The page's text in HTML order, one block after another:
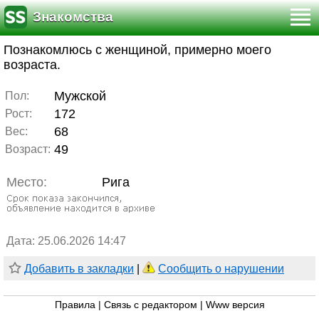
Знакомства
Познакомлюсь с женщиной, примерно моего
возраста.
Пол: Мужской
Рост: 172
Вес: 68
Возраст: 49
Место: Рига
Дата: 25.06.2026 14:47
Добавить в закладки Сообщить о нарушении
Правила Связь с редактором Www версия